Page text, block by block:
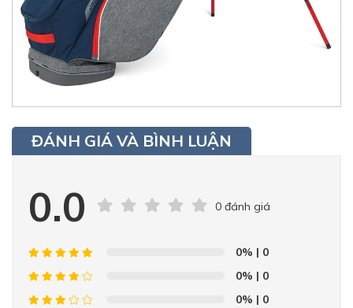
ĐÁNH GIÁ VÀ BÌNH LUẬN
0.0 0 đánh giá
0% | 0
0% | 0
0% | 0